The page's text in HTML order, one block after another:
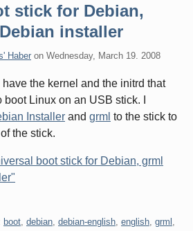
stick for Debian,
installer
Haber on Wednesday, March 19. 2008
the kernel and the initrd that
Linux on an USB stick. I
Installer and grml to the stick to
the stick.
boot stick for Debian, grml
boot debian debian-english english grml